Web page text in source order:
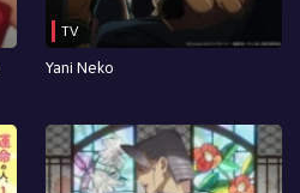
TV
Yani Neko